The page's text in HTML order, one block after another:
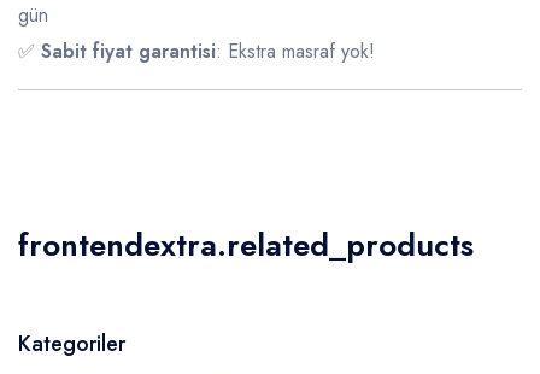
gün
✅ Sabit fiyat garantisi: Ekstra masraf yok!
frontendextra.related_products
Kategoriler